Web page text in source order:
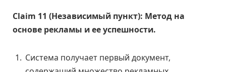
Claim 11 (Независимый пункт): Метод на
основе рекламы и ее успешности.
Система получает первый документ,